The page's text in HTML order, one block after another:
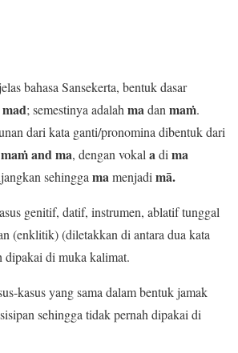
bahasa Sansekerta, bentuk dasar
mad; semestinya adalahmadanmaṁ.
dari kata ganti/pronomina dibentuk dari
and ma, dengan vokaladima
sehinggamamenjadimā.
genitif, datif, instrumen, ablatif tunggal
(enklitik) (diletakkan di antara dua kata
dipakai di muka kalimat.
kasus yang sama dalam bentuk jamak
sehingga tidak pernah dipakai di